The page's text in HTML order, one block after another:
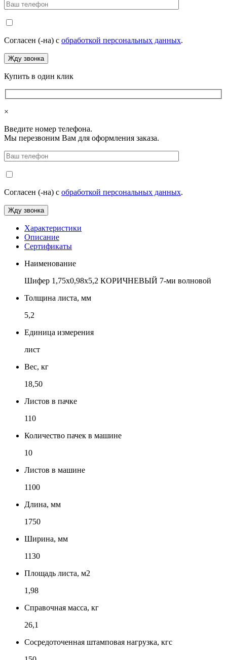
Согласен (-на) с обработкой персональных данных.
Купить в один клик
×
Введите номер телефона.
Мы перезвоним Вам для оформления заказа.
Согласен (-на) с обработкой персональных данных.
Характеристики
Описание
Сертификаты
Наименование
Шифер 1,75х0,98х5,2 КОРИЧНЕВЫЙ 7-ми волновой
Толщина листа, мм
5,2
Единица измерения
лист
Вес, кг
18,50
Листов в пачке
110
Количество пачек в машине
10
Листов в машине
1100
Длина, мм
1750
Ширина, мм
1130
Площадь листа, м2
1,98
Справочная масса, кг
26,1
Сосредоточенная штамповая нагрузка, кгс